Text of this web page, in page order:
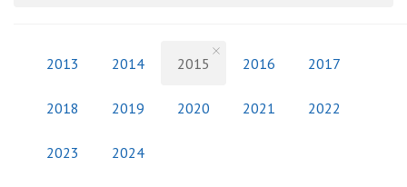
2013 2014 2015 2016 2017
2018 2019 2020 2021 2022
2023 2024